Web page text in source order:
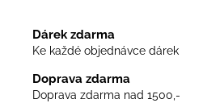
Dárek zdarma
Ke každé objednávce dárek
Doprava zdarma
Doprava zdarma nad 1500,-